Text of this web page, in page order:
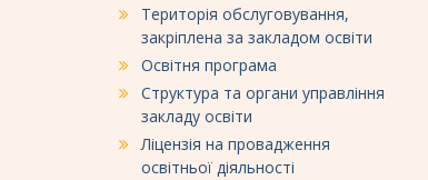
Територія обслуговування,
закріплена за закладом освіти
Освітня програма
Структура та органи управління
закладу освіти
Ліцензія на провадження
освітньої діяльності